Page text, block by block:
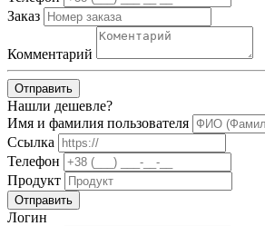
Заказ
Комментарий
Отправить
Нашли дешевле?
Имя и фамилия пользователя
Ссылка
Телефон
Продукт
Отправить
Логин